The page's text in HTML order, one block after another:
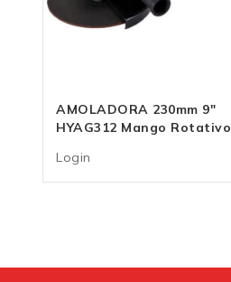
AMOLADORA 230mm 9″
HYAG312 Mango Rotativo
Login